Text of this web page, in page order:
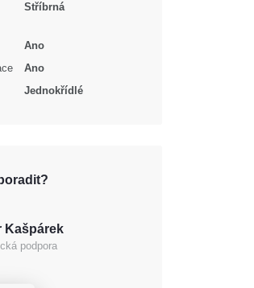
Stříbrná
Ano
Ano
Jednokřídlé
Kašpárek
podpora